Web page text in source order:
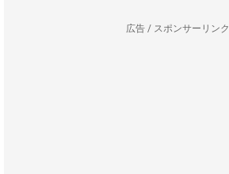
広告 / スポンサーリンク